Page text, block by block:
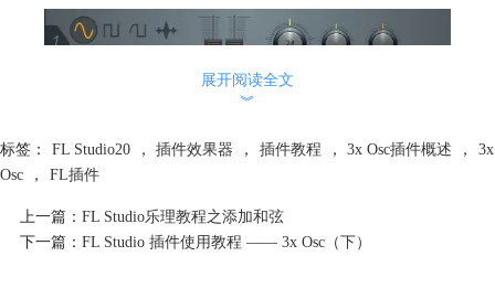
展开阅读全文
︾
标签： FL Studio20 ， 插件效果器 ， 插件教程 ， 3x Osc插件概述 ，
3x
Osc
， FL插件
上一篇： FL Studio乐理教程之添加和弦
下一篇： FL Studio 插件使用教程 —— 3x Osc（下）